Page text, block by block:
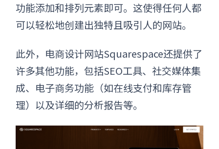
功能添加和排列元素即可。这使得任何人都
可以轻松地创建出独特且吸引人的网站。
此外，电商设计网站Squarespace还提供了
许多其他功能，包括SEO工具、社交媒体集
成、电子商务功能（如在线支付和库存管
理）以及详细的分析报告等。